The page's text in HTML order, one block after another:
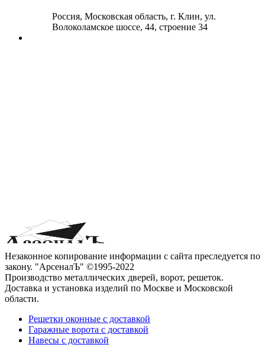
Россия, Московская область, г. Клин, ул.
Волоколамское шоссе, 44, строение 34
Незаконное копирование информации с сайта преследуется по
закону. "АрсеналЪ" ©1995-2022
Производство металлических дверей, ворот, решеток.
Доставка и установка изделий по Москве и Московской
области.
Решетки оконные с доставкой
Гаражные ворота с доставкой
Навесы с доставкой